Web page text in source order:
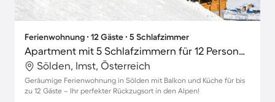
Ferienwohnung ∙ 12 Gäste ∙ 5 Schlafzimmer
Apartment mit 5 Schlafzimmern für 12 Personen
Sölden, Imst, Österreich
Geräumige Ferienwohnung in Sölden mit Balkon und Küche für bis
zu 12 Gäste – Ihr perfekter Rückzugsort in den Alpen!